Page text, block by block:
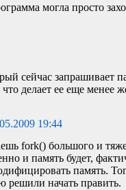
могла просто
сейчас запрашивает
делает ее еще менее
19:44
fork() большого и
и память будет,
память.
решили начать править.